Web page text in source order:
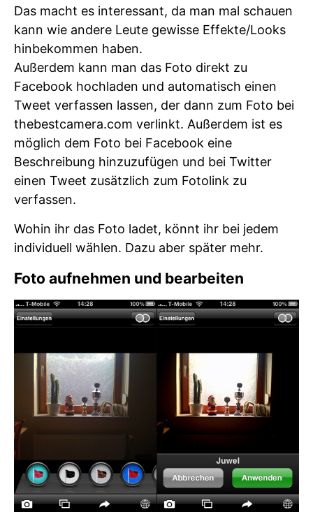
Das macht es interessant, da man mal schauen
kann wie andere Leute gewisse Effekte/Looks
hinbekommen haben.
Außerdem kann man das Foto direkt zu
Facebook hochladen und automatisch einen
Tweet verfassen lassen, der dann zum Foto bei
thebestcamera.com verlinkt. Außerdem ist es
möglich dem Foto bei Facebook eine
Beschreibung hinzuzufügen und bei Twitter
einen Tweet zusätzlich zum Fotolink zu
verfassen.
Wohin ihr das Foto ladet, könnt ihr bei jedem
individuell wählen. Dazu aber später mehr.
Foto aufnehmen und bearbeiten